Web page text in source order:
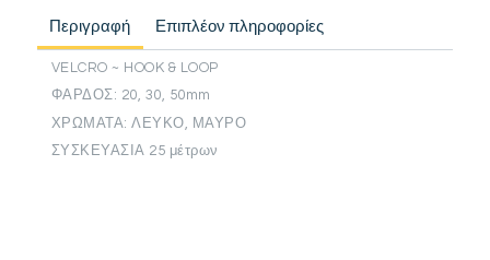
Περιγραφή Επιπλέον πληροφορίες
VELCRO ~ HOOK & LOOP
ΦΑΡΔΟΣ: 20, 30, 50mm
ΧΡΩΜΑΤΑ: ΛΕΥΚΟ, ΜΑΥΡΟ
ΣΥΣΚΕΥΑΣΙΑ 25 μέτρων